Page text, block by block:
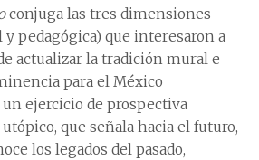
conjuga las tres dimensiones
y pedagógica) que interesaron a
actualizar la tradición mural e
para el México
ejercicio de prospectiva
que señala hacia el futuro,
los legados del pasado,